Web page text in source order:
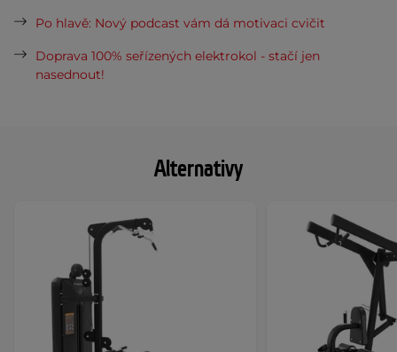
Alternativy
Po hlavě: Nový podcast vám dá motivaci cvičit
Doprava 100% seřízených elektrokol - stačí jen
nasednout!